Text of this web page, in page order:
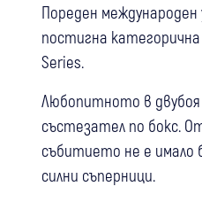
Пореден международен
постигна
Series.
Любопитното в двубоя
състезател по бокс.
събитието не е имало
силни съперници.